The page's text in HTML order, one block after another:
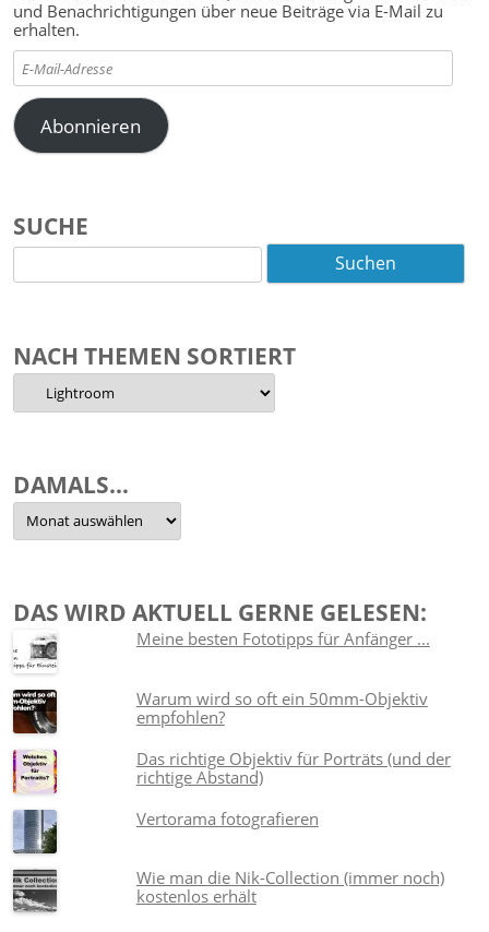
und Benachrichtigungen über neue Beiträge via E-Mail zu
erhalten.
E-
Mail-
Adresse
Abonnieren
SUCHE
Suchen
nach:
NACH THEMEN SORTIERT
Nach
Themen
sortiert
DAMALS…
Damals…
DAS WIRD AKTUELL GERNE GELESEN:
Meine besten Fototipps für Anfänger ...
Warum wird so oft ein 50mm-Objektiv
empfohlen?
Das richtige Objektiv für Porträts (und der
richtige Abstand)
Vertorama fotografieren
Wie man die Nik-Collection (immer noch)
kostenlos erhält